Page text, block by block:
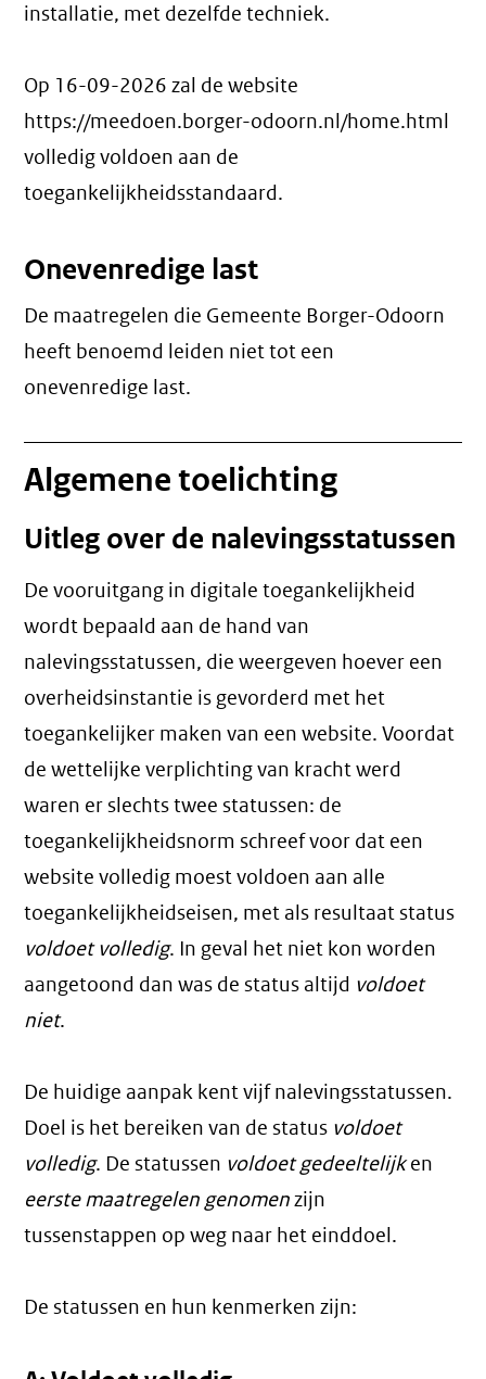
installatie, met dezelfde techniek.
Op 16-09-2026 zal de website
https://meedoen.borger-odoorn.nl/home.html
volledig voldoen aan de
toegankelijkheidsstandaard.
Onevenredige last
De maatregelen die Gemeente Borger-Odoorn
heeft benoemd leiden niet tot een
onevenredige last.
Algemene toelichting
Uitleg over de nalevingsstatussen
De vooruitgang in digitale toegankelijkheid
wordt bepaald aan de hand van
nalevingsstatussen, die weergeven hoever een
overheidsinstantie is gevorderd met het
toegankelijker maken van een website. Voordat
de wettelijke verplichting van kracht werd
waren er slechts twee statussen: de
toegankelijkheidsnorm schreef voor dat een
website volledig moest voldoen aan alle
toegankelijkheidseisen, met als resultaat status
voldoet volledig. In geval het niet kon worden
aangetoond dan was de status altijd voldoet
niet.
De huidige aanpak kent vijf nalevingsstatussen.
Doel is het bereiken van de status voldoet
volledig. De statussen voldoet gedeeltelijken
eerste maatregelen genomenzijn
tussenstappen op weg naar het einddoel.
De statussen en hun kenmerken zijn: